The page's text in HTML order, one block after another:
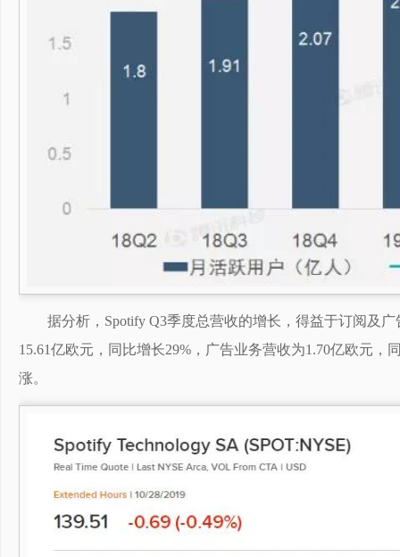
据分析，Spotify Q3季度总营收的增长，得益于订阅及
15.61亿欧元，同比增长29%，广告业务营收为1.70亿欧元，
涨。